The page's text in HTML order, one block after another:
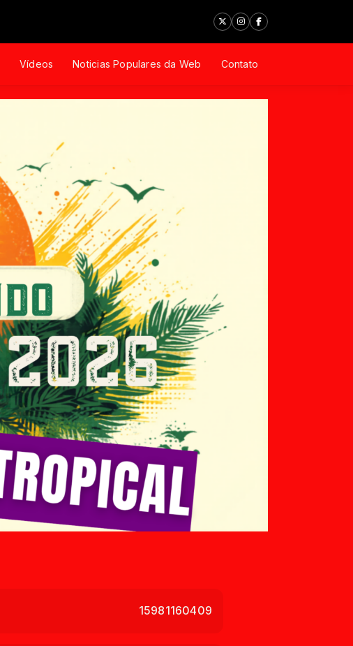
Vídeos Noticias Populares da Web Contato
15981160409